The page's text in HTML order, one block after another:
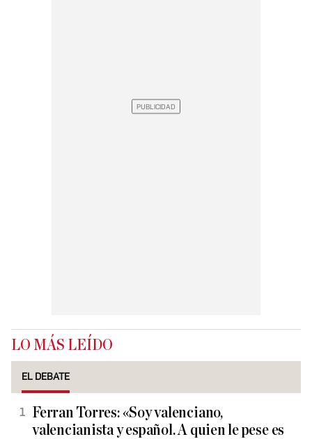
LO MÁS LEÍDO
EL DEBATE
Ferran Torres: «Soy valenciano,
valencianista y español. A quien le pese es